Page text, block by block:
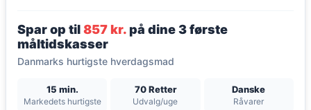
Spar op til857 kr.på dine 3 første
måltidskasser
Danmarks hurtigste hverdagsmad
15 min.
Markedets hurtigste
70 Retter
Udvalg/uge
Danske
Råvarer